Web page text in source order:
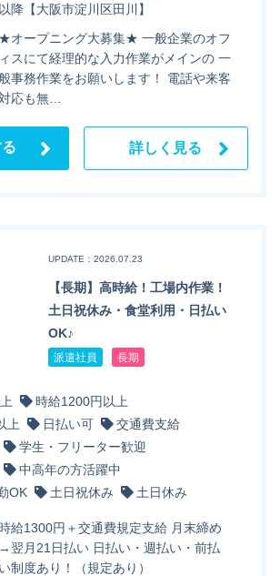
以降【大阪市淀川区田川】
★オープニング大募集★ 一般企業のオフ
ィスにて経理的な入力作業がメインの 一
事務作業をお願いします！ 電話や来客
応も無…
詳しく見る
UPDATE：2026.07.23
【長期】高時給！工場内作業！
土日祝休み・食堂利用・日払い
OK♪
派遣社員 長期
時給1200円以上
上
日払い可
交通費支給
学生・フリーター歓迎
中高年の方活躍中
OK
土日祝休み 土日休み
給1300円＋交通費規定支給 月末締め
→翌月21日払い 日払い・週払い・前払
い制度あり！（規定あり）